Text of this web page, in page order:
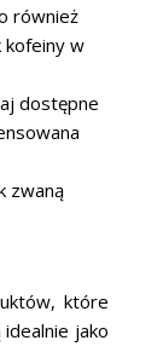
również
kofeiny w
dostępne
zwaną
które
jako